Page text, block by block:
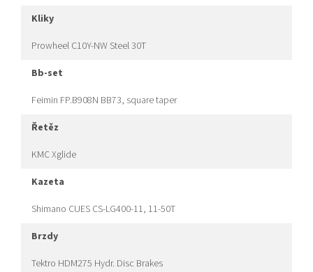
kliky
Prowheel C10Y-NW Steel 30T
bb-set
Feimin FP.B908N BB73, square taper
řetěz
KMC Xglide
kazeta
Shimano CUES CS-LG400-11, 11-50T
brzdy
Tektro HDM275 Hydr. Disc Brakes